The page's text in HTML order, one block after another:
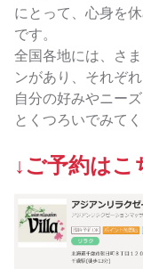
にとって、心身を
です。
全国各地には、さ
ンがあり、それぞ
自分の好みやニー
とくつろいでみてく
↓ご予約はこ